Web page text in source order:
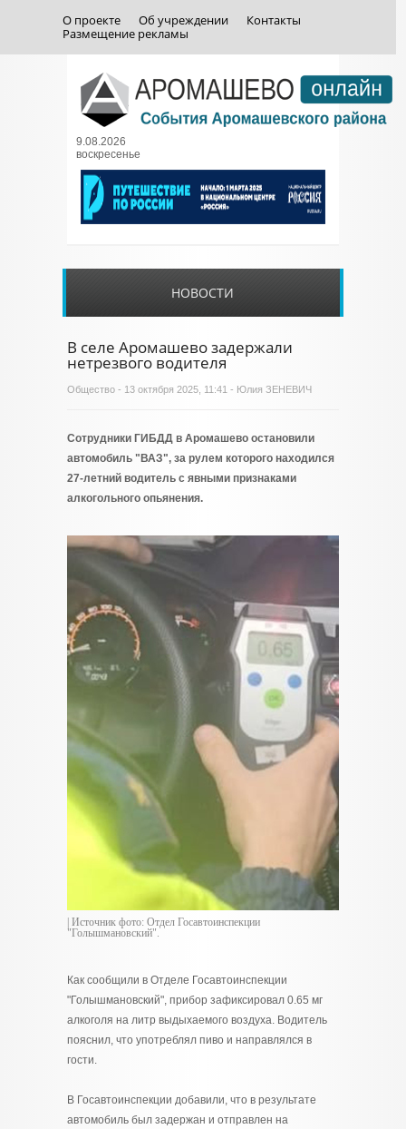
О проекте Об учреждении
Контакты
Размещение рекламы
9.08.2026
воскресенье
НОВОСТИ
В селе Аромашево задержали
нетрезвого водителя
Общество - 13 октября 2025, 11:41 - Юлия ЗЕНЕВИЧ
Сотрудники ГИБДД в Аромашево остановили
автомобиль "ВАЗ", за рулем которого находился
27-летний водитель с явными признаками
алкогольного опьянения.
| Источник фото: Отдел Госавтоинспекции
"Голышмановский".
Как сообщили в Отделе Госавтоинспекции
"Голышмановский", прибор зафиксировал 0.65 мг
алкоголя на литр выдыхаемого воздуха. Водитель
пояснил, что употреблял пиво и направлялся в
гости.
В Госавтоинспекции добавили, что в результате
автомобиль был задержан и отправлен на